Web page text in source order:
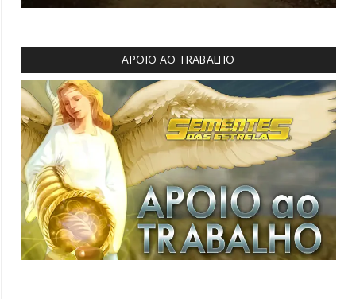
APOIO AO TRABALHO